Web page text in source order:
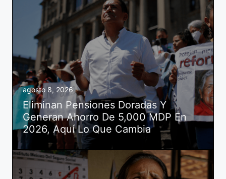
agosto 8, 2026
Eliminan Pensiones Doradas Y
Generan Ahorro De 5,000 MDP En
2026, Aquí Lo Que Cambia